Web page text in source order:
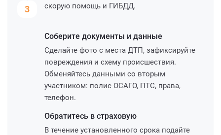
3
скорую помощь и ГИБДД.
Соберите документы и данные
Сделайте фото с места ДТП, зафиксируйте
повреждения и схему происшествия.
Обменяйтесь данными со вторым
участником: полис ОСАГО, ПТС, права,
телефон.
Обратитесь в страховую
В течение установленного срока подайте